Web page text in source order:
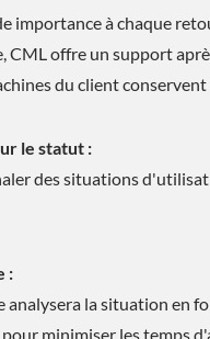
importance à chaque
CML offre un support
du client
le statut :
des situations
:
analysera la situation en
minimiser les temps